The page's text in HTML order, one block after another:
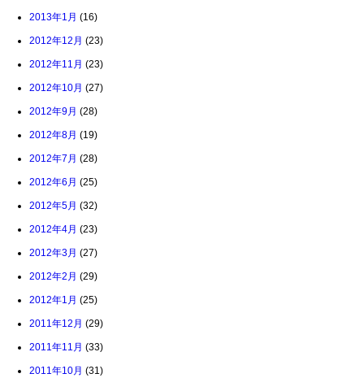
2013年1月 (16)
2012年12月 (23)
2012年11月 (23)
2012年10月 (27)
2012年9月 (28)
2012年8月 (19)
2012年7月 (28)
2012年6月 (25)
2012年5月 (32)
2012年4月 (23)
2012年3月 (27)
2012年2月 (29)
2012年1月 (25)
2011年12月 (29)
2011年11月 (33)
2011年10月 (31)